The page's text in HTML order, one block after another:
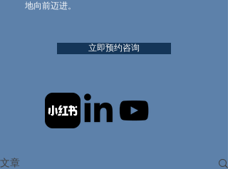
地向前迈进。
立即预约咨询
文章